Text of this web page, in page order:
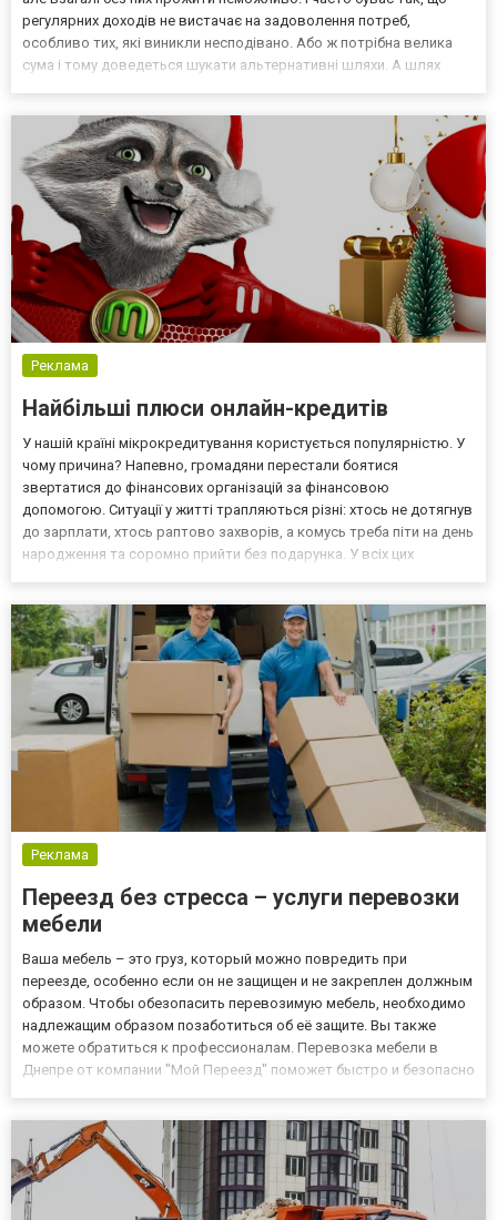
регулярних доходів не вистачає на задоволення потреб,
особливо тих, які виникли несподівано. Або ж потрібна велика
сума і тому доведеться шукати альтернативні шляхи. А шлях
Реклама
Найбільші плюси онлайн-кредитів
У нашій країні мікрокредитування користується популярністю. У
чому причина? Напевно, громадяни перестали боятися
звертатися до фінансових організацій за фінансовою
допомогою. Ситуації у житті трапляються різні: хтось не дотягнув
до зарплати, хтось раптово захворів, а комусь треба піти на день
народження та соромно прийти без подарунка. У всіх цих
Реклама
Переезд без стресса – услуги перевозки
мебели
Ваша мебель – это груз, который можно повредить при
переезде, особенно если он не защищен и не закреплен должным
образом. Чтобы обезопасить перевозимую мебель, необходимо
надлежащим образом позаботиться об её защите. Вы также
можете обратиться к профессионалам. Перевозка мебели в
Днепре от компании "Мой Переезд" поможет быстро и безопасно
комоды и ш...